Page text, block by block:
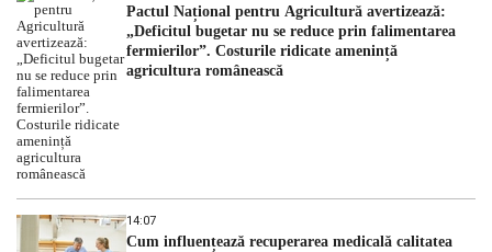
Pactul Național pentru Agricultură avertizează:
„Deficitul bugetar nu se reduce prin falimentarea
fermierilor”. Costurile ridicate amenință
agricultura românească
14:07
Cum influențează recuperarea medicală calitatea